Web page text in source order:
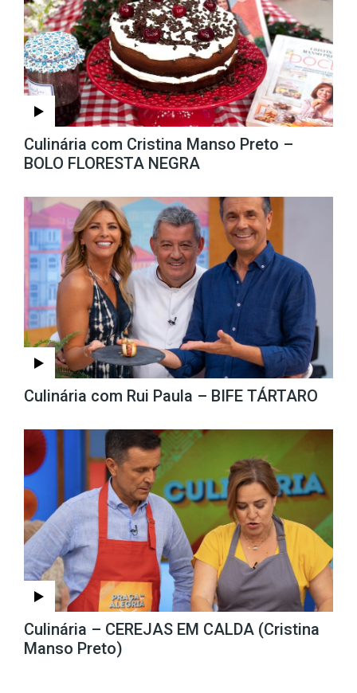
Culinária com Cristina Manso Preto –
BOLO FLORESTA NEGRA
Culinária com Rui Paula – BIFE TÁRTARO
Culinária – CEREJAS EM CALDA (Cristina
Manso Preto)